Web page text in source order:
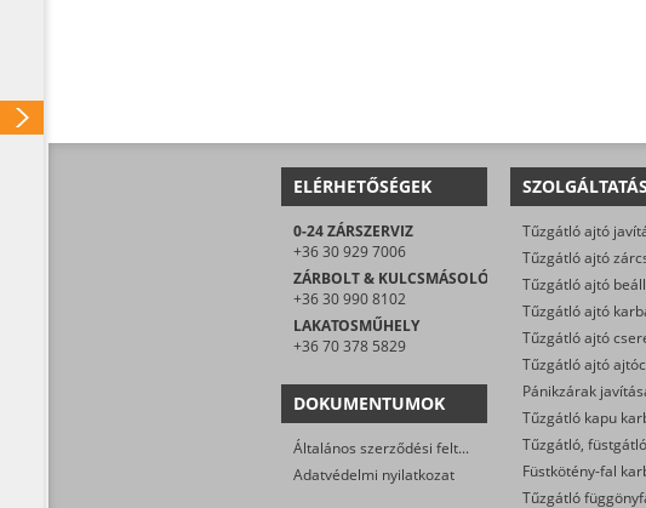
ELÉRHETŐSÉGEK
0-24 ZÁRSZERVIZ
+36 30 929 7006
ZÁRBOLT & KULCSMÁSOLÓ
+36 30 990 8102
LAKATOSMŰHELY
+36 70 378 5829
DOKUMENTUMOK
Általános szerződési feltételek
Adatvédelmi nyilatkozat
Tűzgátló ajtó
Tűzgátló ajtó
Tűzgátló ajtó
Tűzgátló ajtó
Tűzgátló ajtó